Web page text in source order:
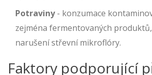
Potraviny- konzumace
zejména fermentovaných
narušení střevní mikroflóry.
Faktory podporující